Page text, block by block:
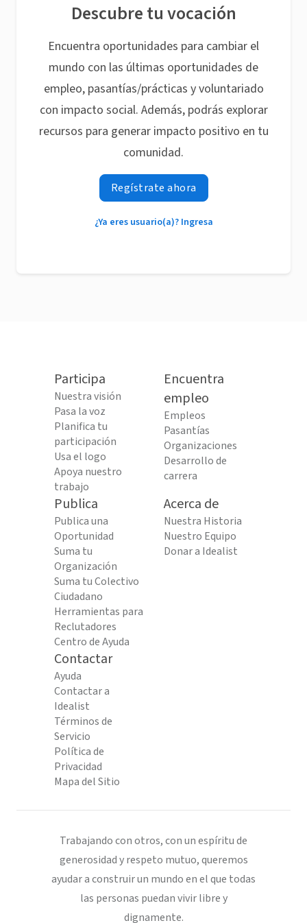
Descubre tu vocación
Encuentra oportunidades para cambiar el
mundo con las últimas oportunidades de
empleo, pasantías/prácticas y voluntariado
con impacto social. Además, podrás explorar
recursos para generar impacto positivo en tu
comunidad.
Regístrate ahora
¿Ya eres usuario(a)? Ingresa
Participa
Nuestra visión
Pasa la voz
Planifica tu
participación
Usa el logo
Apoya nuestro
trabajo
Encuentra
empleo
Empleos
Pasantías
Organizaciones
Desarrollo de
carrera
Publica
Publica una
Oportunidad
Suma tu
Organización
Suma tu Colectivo
Ciudadano
Herramientas para
Reclutadores
Centro de Ayuda
Acerca de
Nuestra Historia
Nuestro Equipo
Donar a Idealist
Contactar
Ayuda
Contactar a
Idealist
Términos de
Servicio
Política de
Privacidad
Mapa del Sitio
Trabajando con otros, con un espíritu de
generosidad y respeto mutuo, queremos
ayudar a construir un mundo en el que todas
las personas puedan vivir libre y
dignamente.